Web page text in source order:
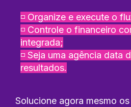
◽️ Organize e execute o
◽️ Controle o financeiro
integrada;
◽️ Seja uma agência data
resultados.
Solucione agora mesmo